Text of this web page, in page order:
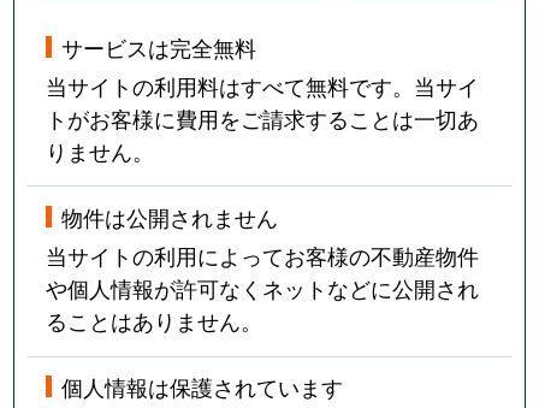
サービスは完全無料
当サイトの利用料はすべて無料です。当サイ
トがお客様に費用をご請求することは一切あ
りません。
物件は公開されません
当サイトの利用によってお客様の不動産物件
や個人情報が許可なくネットなどに公開され
ることはありません。
個人情報は保護されています